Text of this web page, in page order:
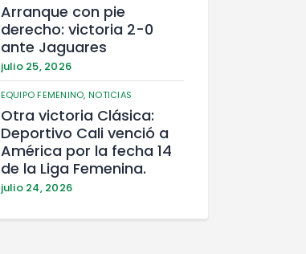
Arranque con pie
derecho: victoria 2-0
ante Jaguares
julio 25, 2026
EQUIPO FEMENINO,NOTICIAS
Otra victoria Clásica:
Deportivo Cali venció a
América por la fecha 14
de la Liga Femenina.
julio 24, 2026